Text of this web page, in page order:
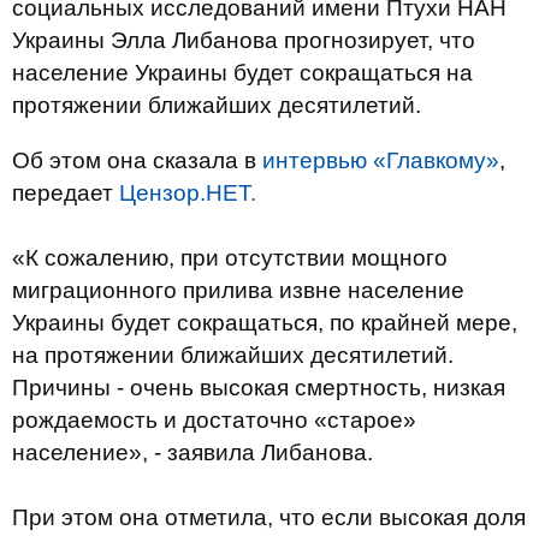
социальных исследований имени Птухи НАН
Украины Элла Либанова прогнозирует, что
население Украины будет сокращаться на
протяжении ближайших десятилетий.
Об этом она сказала в интервью «Главкому»,
передает Цензор.НЕТ.
«К сожалению, при отсутствии мощного
миграционного прилива извне население
Украины будет сокращаться, по крайней мере,
на протяжении ближайших десятилетий.
Причины - очень высокая смертность, низкая
рождаемость и достаточно «старое»
население», - заявила Либанова.
При этом она отметила, что если высокая доля